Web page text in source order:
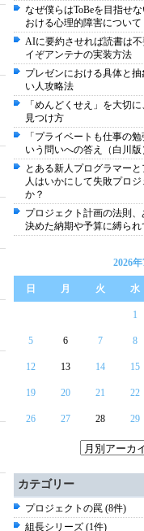
なぜ僕らはToBeを目指せ
おける心理的障害について
AIに要約させれば読書は
イぞアンテナの実装方法
プレゼンにおける具体と
い人攻略法
「めんどくせえ」を大切
見つけ方
「プライベートも仕事の
いう問いへの答え（白川版
とある新人プログラマー
人はいかにして失敗プロ
か？
プロジェクト計画の法則
決めた納期や予算に縛られ
2026年
日 月 火 水
1
5 6 7 8
12 13 14 15
19 20 21 22
26 27 28 29
カテゴリー
プロジェクトの罠 (8件)
組長シリーズ (1件)